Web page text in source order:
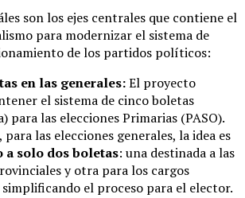
son los ejes centrales que contiene el
para modernizar el sistema de
de los partidos políticos:
en las generales:El proyecto
el sistema de cinco boletas
para las elecciones Primarias (PASO).
para las elecciones generales, la idea es
a solo dos boletas: una destinada a las
y otra para los cargos
el proceso para el elector.